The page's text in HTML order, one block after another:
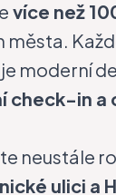
více než
města.
moderní
check-in a
neustále
ulici a